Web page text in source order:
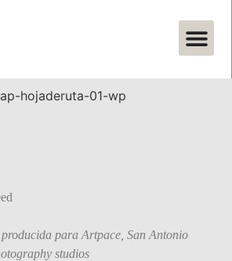
para Artpace, San Antonio
studios